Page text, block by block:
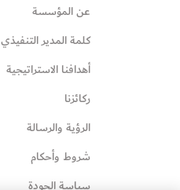
عن المؤسسة
كلمة المدير التنفيذي
أهدافنا الاستراتيجية
ركائزنا
الرؤية والرسالة
شروط وأحكام
سياسة الجودة